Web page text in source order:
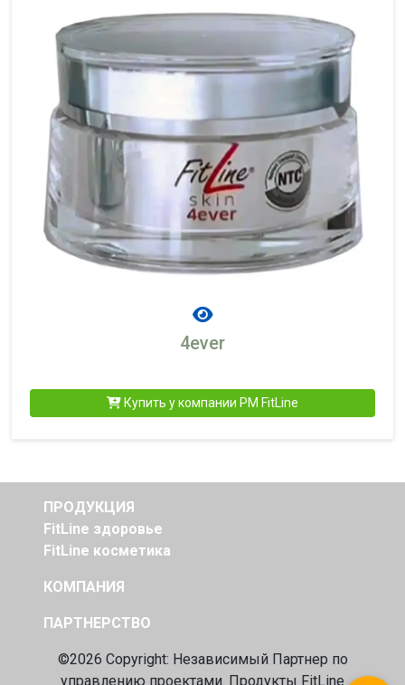
4ever
Купить у компании PM FitLine
ПРОДУКЦИЯ
FitLine здоровье
FitLine косметика
КОМПАНИЯ
ПАРТНЕРСТВО
©2026 Copyright: Независимый Партнер по
управлению проектами. Продукты FitLine